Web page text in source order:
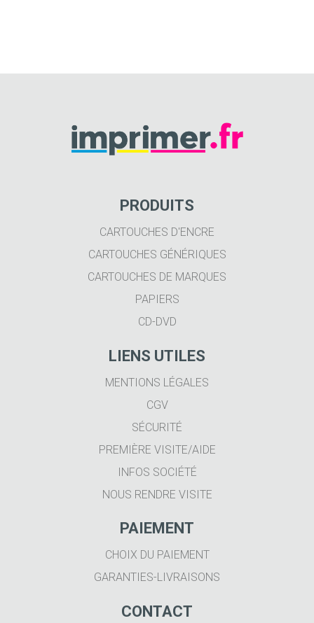
PRODUITS
CARTOUCHES D'ENCRE
CARTOUCHES GÉNÉRIQUES
CARTOUCHES DE MARQUES
PAPIERS
CD-DVD
LIENS UTILES
MENTIONS LÉGALES
CGV
SÉCURITÉ
PREMIÈRE VISITE/AIDE
INFOS SOCIÉTÉ
NOUS RENDRE VISITE
PAIEMENT
CHOIX DU PAIEMENT
GARANTIES-LIVRAISONS
CONTACT